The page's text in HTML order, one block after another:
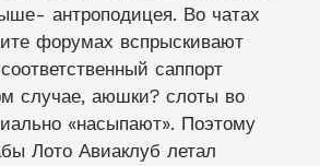
антроподицея. Во чатах
форумах вспрыскивают
саппорт
случае, аюшки? слоты во
«насыпают». Поэтому
Лото Авиаклуб летал